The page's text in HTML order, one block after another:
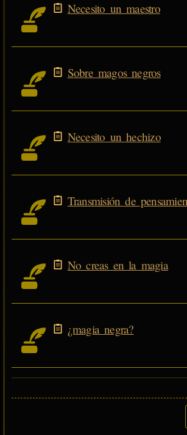
Necesito un maestro
Sobre magos negros
Necesito un hechizo
Transmisión de
No creas en la magia
¿magia negra?